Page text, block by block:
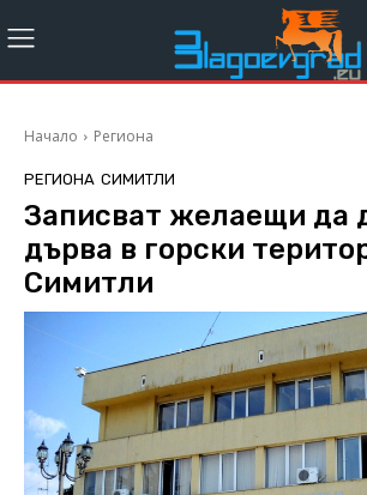
Начало Региона
РЕГИОНА СИМИТЛИ
Записват желаещи да
дърва в горски
Симитли